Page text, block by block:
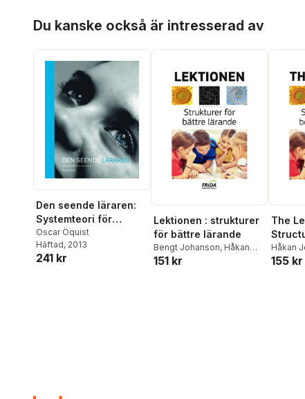
Du kanske också är intresserad av
Den seende läraren:
Systemteori för
skolbruk
Oscar Öquist
Häftad, 2013
241 kr
Lektionen : strukturer
för bättre lärande
Bengt Johanson, Håkan
Johansson
151 kr
The
Håkan
155 kr